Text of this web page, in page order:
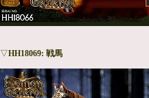
▽HH18069: 戦馬